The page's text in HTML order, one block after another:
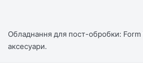
Обладнання для пост-обробки: Form
аксесуари.